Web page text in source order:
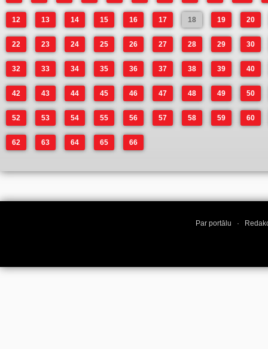
12 13 14 15 16 17 18 19 20
22 23 24 25 26 27 28 29 30
32 33 34 35 36 37 38 39 40
42 43 44 45 46 47 48 49 50
52 53 54 55 56 57 58 59 60
62 63 64 65 66
Par portālu ·